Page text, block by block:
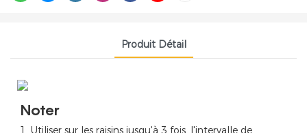
Produit Détail
Noter
1, Utiliser sur les raisins jusqu'à 3 fois, l'intervalle de